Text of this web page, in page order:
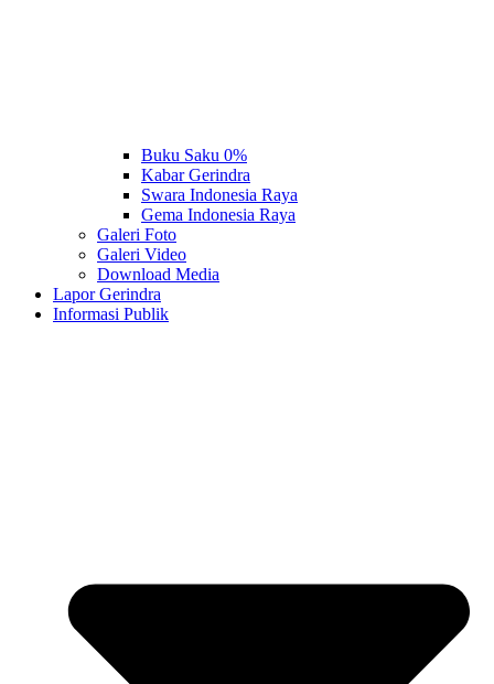
Buku Saku 0%
Kabar Gerindra
Swara Indonesia Raya
Gema Indonesia Raya
Galeri Foto
Galeri Video
Download Media
Lapor Gerindra
Informasi Publik